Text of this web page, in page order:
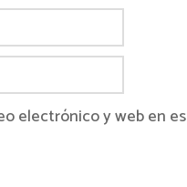
electrónico y web en